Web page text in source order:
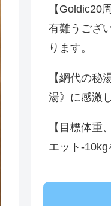
【Goldic20
有難うござ
ります。
【網代の秘
湯》に感激
【目標体重
エット-10kg